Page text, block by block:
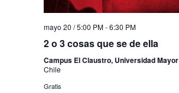
mayo 20 / 5:00 PM-6:30 PM
2 o 3 cosas que se de ella
Campus El Claustro, Universidad Mayor
Chile
Gratis